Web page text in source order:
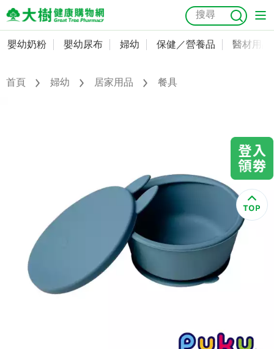
嬰幼奶粉
嬰幼尿布
美容／個人清潔
食品／健康食補
抗菌 尿布 大樹獨家 益生菌 魚油
會員資料及密碼修改
常用收件人清單
優惠券領取
優惠券查詢
嬰幼奶粉 嬰幼尿布 婦幼 保健／營養品 醫材用品
首頁 婦幼 居家用品 餐具